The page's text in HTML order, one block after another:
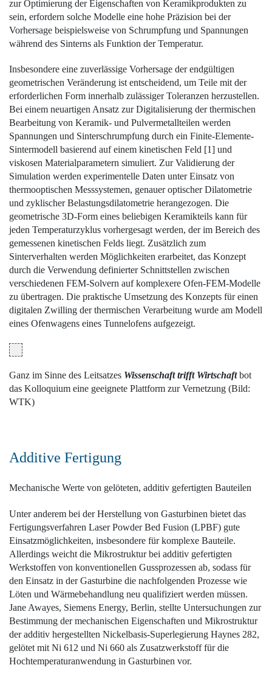
zur Optimierung der Eigenschaften von Keramikprodukten zu
sein, erfordern solche Modelle eine hohe Präzision bei der
Vorhersage beispielsweise von Schrumpfung und Spannungen
während des Sinterns als Funktion der Temperatur.
Insbesondere eine zuverlässige Vorhersage der endgültigen
geometrischen Veränderung ist entscheidend, um Teile mit der
erforderlichen Form innerhalb zulässiger Toleranzen herzustellen.
Bei einem neuartigen Ansatz zur Digitalisierung der thermischen
Bearbei­tung von Keramik- und Pulvermetallteilen werden
Spannungen und ­Sinterschrumpfung durch ein Finite-Elemente-
Sintermodell basierend auf einem kinetischen Feld [1] und
viskosen Materialparametern simuliert. Zur Validierung der
Simulation werden experimentelle Daten unter Einsatz von
thermooptischen Messsystemen, genauer optischer Dilatometrie
und zyklischer Belastungsdilatometrie herangezogen. Die
geometrische 3D-Form eines beliebigen Keramikteils kann für
jeden Temperaturzyklus vorhergesagt werden, der im Bereich des
gemessenen kinetischen Felds liegt. Zusätzlich zum
Sinterverhalten werden Möglichkeiten erarbeitet, das Konzept
durch die Verwendung definierter Schnittstellen zwischen
verschiedenen FEM-Solvern auf komplexere Ofen-FEM-Modelle
zu übertragen. Die praktische Umsetzung des Konzepts für einen
digitalen Zwilling der thermischen Verarbeitung wurde am Modell
eines Ofenwagens eines Tunnelofens aufgezeigt.
Ganz im Sinne des Leitsatzes Wissenschaft trifft Wirtschaftbot
das Kolloquium eine geeignete Plattform zur Vernetzung (Bild:
WTK)
Additive Fertigung
Mechanische Werte von ­gelöteten, additiv gefertigten Bauteilen
Unter anderem bei der Herstellung von Gasturbinen bietet das
Fertigungsverfahren Laser Powder Bed Fusion (LPBF) gute
Einsatzmöglichkeiten, insbesondere für komplexe Bauteile.
Allerdings weicht die Mikrostruktur bei additiv gefertigten
Werkstoffen von konventionellen Gussprozessen ab, sodass für
den Einsatz in der Gasturbine die nachfolgenden Prozesse wie
Löten und Wärmebehandlung neu qualifiziert werden müssen.
Jane Awayes, Siemens Energy, Berlin, stellte Untersuchungen zur
Bestimmung der mechanischen Eigenschaften und Mikrostruktur
der additiv hergestellten Nickelbasis-Superlegierung Haynes 282,
gelötet mit Ni 612 und Ni 660 als Zusatzwerkstoff für die
Hochtemperaturanwendung in Gasturbinen vor.